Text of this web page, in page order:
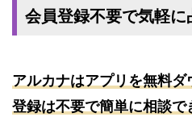
会員登録不要で気軽に
アルカナはアプリを無料ダ
登録は不要で簡単に相談で